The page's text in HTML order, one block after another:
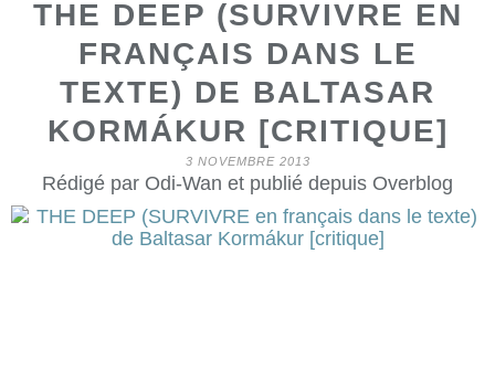
THE DEEP (SURVIVRE EN
FRANÇAIS DANS LE
TEXTE) DE BALTASAR
KORMÁKUR [CRITIQUE]
3 NOVEMBRE 2013
Rédigé par Odi-Wan et publié depuis Overblog